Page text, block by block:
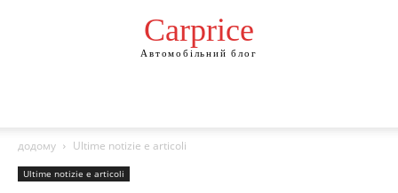
Сarprice
Автомобільний блог
додому Ultime notizie e articoli
Ultime notizie e articoli